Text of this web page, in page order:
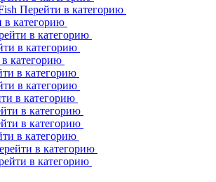
Перейти в категорию
в категорию
в категорию
в категорию
категорию
в категорию
в категорию
в категорию
в категорию
в категорию
в категорию
в категорию
в категорию